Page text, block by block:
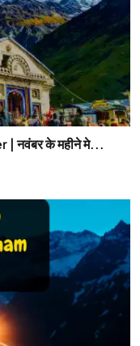
नवंबर के महीने मे...